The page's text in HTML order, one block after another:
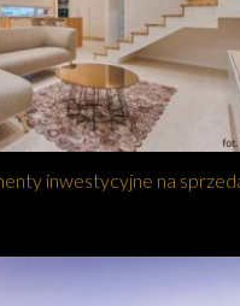
inwestycyjne na